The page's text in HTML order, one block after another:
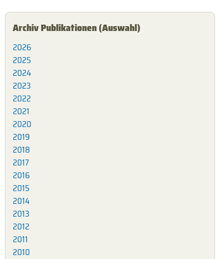
Archiv Publikationen (Auswahl)
2026
2025
2024
2023
2022
2021
2020
2019
2018
2017
2016
2015
2014
2013
2012
2011
2010